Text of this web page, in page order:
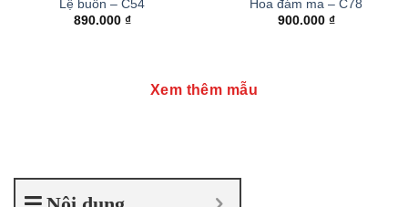
Lệ buồn – C54
890.000 ₫
Hoa đám ma – C78
900.000 ₫
Xem thêm mẫu